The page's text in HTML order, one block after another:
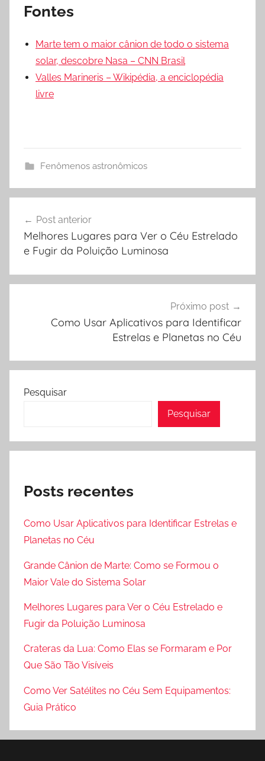
Fontes
Marte tem o maior cânion de todo o sistema
solar, descobre Nasa – CNN Brasil
Valles Marineris – Wikipédia, a enciclopédia
livre
Fenômenos astronômicos
de
Post
Post anterior
Melhores Lugares para Ver o Céu Estrelado
e Fugir da Poluição Luminosa
Próximo post
Como Usar Aplicativos para Identificar
Estrelas e Planetas no Céu
Pesquisar
Pesquisar
Posts recentes
Como Usar Aplicativos para Identificar Estrelas e
Planetas no Céu
Grande Cânion de Marte: Como se Formou o
Maior Vale do Sistema Solar
Melhores Lugares para Ver o Céu Estrelado e
Fugir da Poluição Luminosa
Crateras da Lua: Como Elas se Formaram e Por
Que São Tão Visíveis
Como Ver Satélites no Céu Sem Equipamentos:
Guia Prático